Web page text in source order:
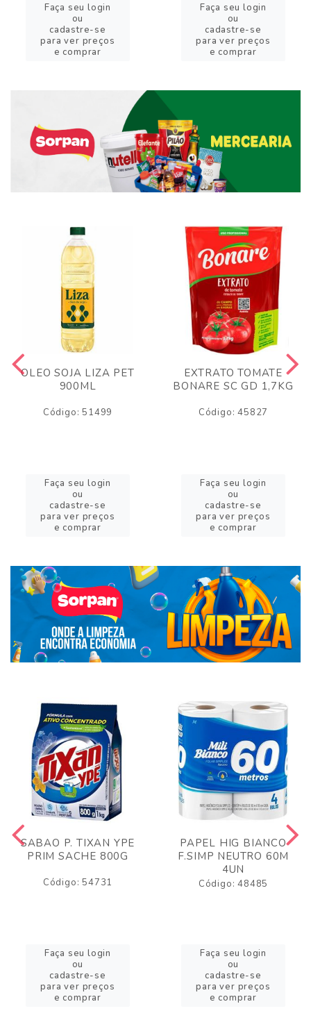
Faça seu login
ou
cadastre-se
para ver preços
e comprar
Faça seu login
ou
cadastre-se
para ver preços
e comprar
OLEO SOJA LIZA PET
900ML
Código: 51499
Faça seu login
ou
cadastre-se
para ver preços
e comprar
EXTRATO TOMATE
BONARE SC GD 1,7KG
Código: 45827
Faça seu login
ou
cadastre-se
para ver preços
e comprar
SABAO P. TIXAN YPE
PRIM SACHE 800G
Código: 54731
Faça seu login
ou
cadastre-se
para ver preços
e comprar
PAPEL HIG BIANCO
F.SIMP NEUTRO 60M
4UN
Código: 48485
Faça seu login
ou
cadastre-se
para ver preços
e comprar